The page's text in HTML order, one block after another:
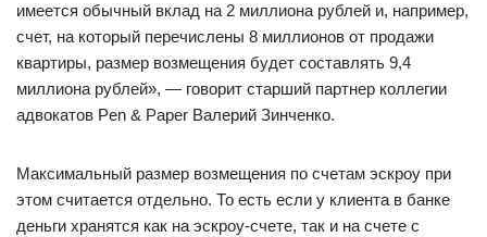
имеется обычный вклад на 2 миллиона рублей и, например,
счет, на который перечислены 8 миллионов от продажи
квартиры, размер возмещения будет составлять 9,4
миллиона рублей», — говорит старший партнер коллегии
адвокатов Pen & Paper Валерий Зинченко.
Максимальный размер возмещения по счетам эскроу при
этом считается отдельно. То есть если у клиента в банке
деньги хранятся как на эскроу-счете, так и на счете с